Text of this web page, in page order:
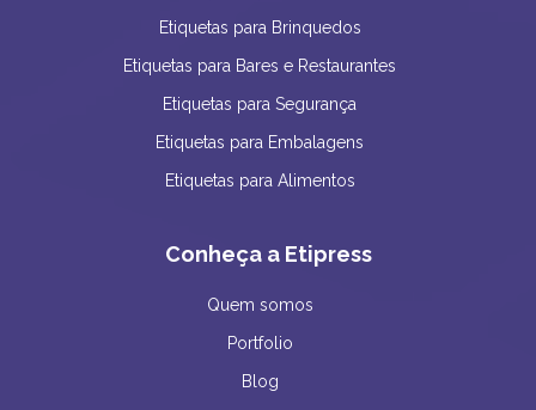
Etiquetas para Brinquedos
Etiquetas para Bares e Restaurantes
Etiquetas para Segurança
Etiquetas para Embalagens
Etiquetas para Alimentos
Conheça a Etipress
Quem somos
Portfolio
Blog